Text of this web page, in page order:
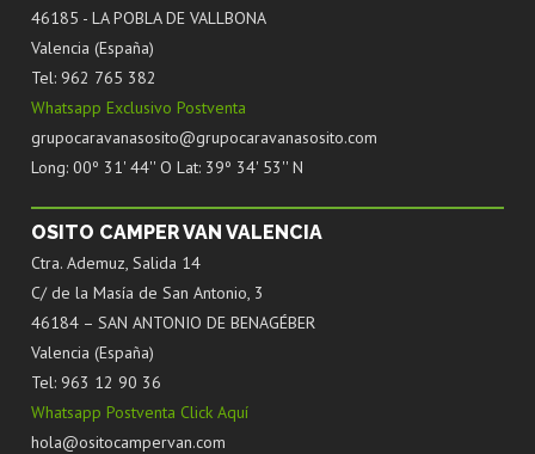
46185 - LA POBLA DE VALLBONA
Valencia (España)
Tel: 962 765 382
Whatsapp Exclusivo Postventa
grupocaravanasosito@grupocaravanasosito.com
Long: 00º 31' 44'' O Lat: 39º 34' 53'' N
OSITO CAMPER VAN VALENCIA
Ctra. Ademuz, Salida 14
C/ de la Masía de San Antonio, 3
46184 – SAN ANTONIO DE BENAGÉBER
Valencia (España)
Tel: 963 12 90 36
Whatsapp Postventa Click Aquí
hola@ositocampervan.com